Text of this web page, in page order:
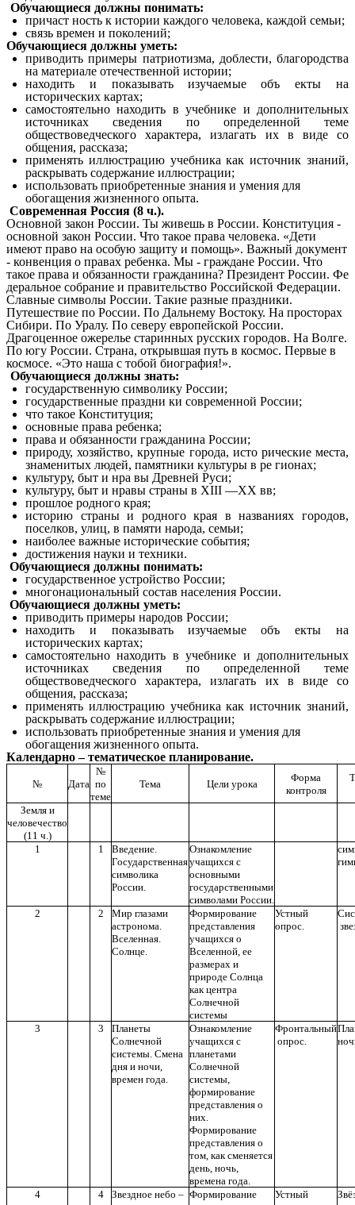
Обучающиеся должны понимать:
причаст ность к истории каждого человека, каждой семьи;
связь времен и поколений;
Обучающиеся должны уметь:
приводить примеры патриотизма, доблести, благородства
на материале отечественной истории;
находить и показывать изучаемые объ екты на
исторических картах;
самостоятельно находить в учебнике и дополнительных
источниках сведения по определенной теме
обществоведческого характера, излагать их в виде со
общения, рассказа;
применять иллюстрацию учебника как источник знаний,
раскрывать содержание иллюстрации;
использовать приобретенные знания и умения для
обогащения жизненного опыта.
Современная Россия (8 ч.).
Основной закон России. Ты живешь в России. Конституция -
основной закон России. Что такое права человека. «Дети
имеют право на особую защиту и помощь». Важный документ
- конвенция о правах ребенка. Мы - граждане России. Что
такое права и обязанности гражданина? Президент России. Фе
деральное собрание и правительство Российской Федерации.
Славные символы России. Такие разные праздники.
Путешествие по России. По Дальнему Востоку. На просторах
Сибири. По Уралу. По северу европейской России.
Драгоценное ожерелье старинных русских городов. На Волге.
По югу России. Страна, открывшая путь в космос. Первые в
космосе. «Это наша с тобой биография!».
Обучающиеся должны знать:
государственную символику России;
государственные праздни ки современной России;
что такое Конституция;
основные права ребенка;
права и обязанности гражданина России;
природу, хозяйство, крупные города, исто рические места,
знаменитых людей, памятники культуры в ре гионах;
культуру, быт и нра вы Древней Руси;
культуру, быт и нравы страны в XIII —XX вв;
прошлое родного края;
историю страны и родного края в названиях городов,
поселков, улиц, в памяти народа, семьи;
наиболее важные исторические события;
достижения науки и техники.
Обучающиеся должны понимать:
государственное устройство России;
многонациональный состав населения России.
Обучающиеся должны уметь:
приводить примеры народов России;
находить и показывать изучаемые объ екты на
исторических картах;
самостоятельно находить в учебнике и дополнительных
источниках сведения по определенной теме
обществоведческого характера, излагать их в виде со
общения, рассказа;
применять иллюстрацию учебника как источник знаний,
раскрывать содержание иллюстрации;
использовать приобретенные знания и умения для
обогащения жизненного опыта.
Календарно – тематическое планирование.
№ Дата
№
по
теме
Тема Цели урока
Форма
контроля
Земля и
человечество
(11 ч.)
1
1
Введение.
Государственная
символика
России.
Ознакомление
учащихся с
основными
государственными
символами России.
2 2
Мир глазами
астронома.
Вселенная.
Солнце.
Формирование
представления
учащихся о
Вселенной, ее
размерах и
природе Солнца
как центра
Солнечной
системы
Устный
опрос.
3 3
Планеты
Солнечной
системы. Смена
дня и ночи,
времен года.
Ознакомление
учащихся с
планетами
Солнечной
системы,
формирование
представления о
них.
Формирование
представления о
том, как сменяется
день, ночь,
времена года.
Фронтальный
опрос.
4 4
Звездное небо – Формирование
Устный